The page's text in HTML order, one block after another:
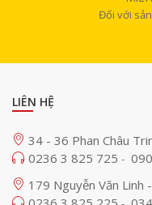
Đối với
LIÊN HỆ
34 - 36 Phan Châu
0236 3 825 725 -
179 Nguyễn Văn Linh